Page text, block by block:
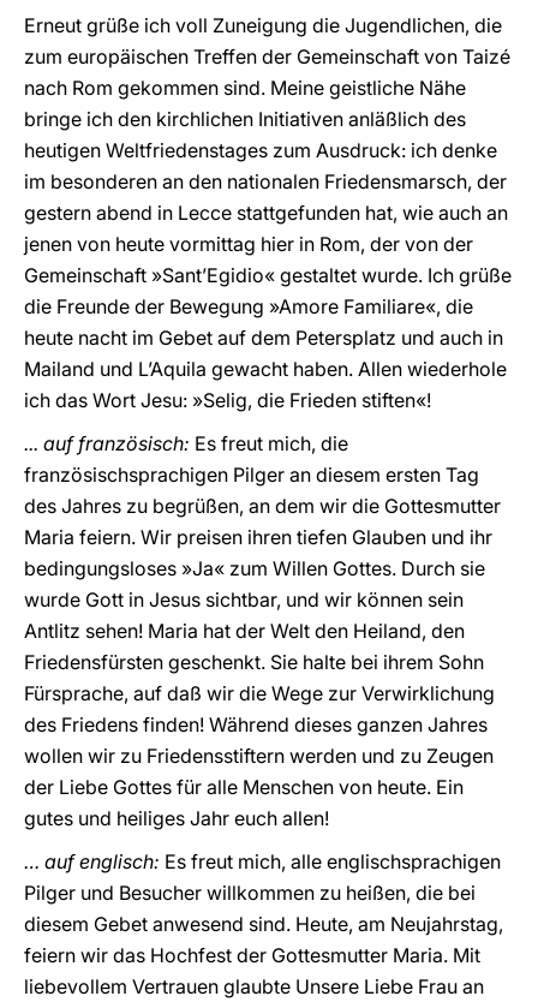
Erneut grüße ich voll Zuneigung die Jugendlichen, die
zum europäischen Treffen der Gemeinschaft von Taizé
nach Rom gekommen sind. Meine geistliche Nähe
bringe ich den kirchlichen Initiativen anläßlich des
heutigen Weltfriedenstages zum Ausdruck: ich denke
im besonderen an den nationalen Friedensmarsch, der
gestern abend in Lecce stattgefunden hat, wie auch an
jenen von heute vormittag hier in Rom, der von der
Gemeinschaft »Sant’Egidio« gestaltet wurde. Ich grüße
die Freunde der Bewegung »Amore Familiare«, die
heute nacht im Gebet auf dem Petersplatz und auch in
Mailand und L’Aquila gewacht haben. Allen wiederhole
ich das Wort Jesu: »Selig, die Frieden stiften«!
... auf französisch: Es freut mich, die
französischsprachigen Pilger an diesem ersten Tag
des Jahres zu begrüßen, an dem wir die Gottesmutter
Maria feiern. Wir preisen ihren tiefen Glauben und ihr
bedingungsloses »Ja« zum Willen Gottes. Durch sie
wurde Gott in Jesus sichtbar, und wir können sein
Antlitz sehen! Maria hat der Welt den Heiland, den
Friedensfürsten geschenkt. Sie halte bei ihrem Sohn
Fürsprache, auf daß wir die Wege zur Verwirklichung
des Friedens finden! Während dieses ganzen Jahres
wollen wir zu Friedensstiftern werden und zu Zeugen
der Liebe Gottes für alle Menschen von heute. Ein
gutes und heiliges Jahr euch allen!
… auf englisch: Es freut mich, alle englischsprachigen
Pilger und Besucher willkommen zu heißen, die bei
diesem Gebet anwesend sind. Heute, am Neujahrstag,
feiern wir das Hochfest der Gottesmutter Maria. Mit
liebevollem Vertrauen glaubte Unsere Liebe Frau an